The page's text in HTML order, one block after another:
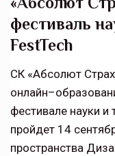
фестиваль
FestTech
СК «Абсолют
фестивале науки и
пройдет 14
пространства